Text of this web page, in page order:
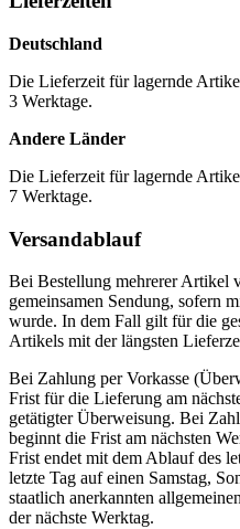
Deutschland
Die Lieferzeit für lagernde
3 Werktage.
Andere Länder
Die Lieferzeit für lagernde
7 Werktage.
Versandablauf
Bei Bestellung mehrerer Artikel
gemeinsamen Sendung, sofern
wurde. In dem Fall gilt für die
Artikels mit der längsten
Bei Zahlung per Vorkasse
Frist für die Lieferung am
getätigter Überweisung. Bei
beginnt die Frist am nächsten
Frist endet mit dem Ablauf des
letzte Tag auf einen Samstag,
staatlich anerkannten
der nächste Werktag.